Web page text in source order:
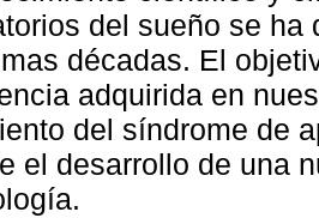
del sueño se ha
décadas. El
adquirida en
del síndrome de
el desarrollo de una